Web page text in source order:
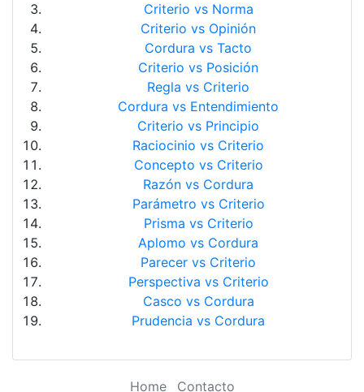
Criterio vs Norma
Criterio vs Opinión
Cordura vs Tacto
Criterio vs Posición
Regla vs Criterio
Cordura vs Entendimiento
Criterio vs Principio
Raciocinio vs Criterio
Concepto vs Criterio
Razón vs Cordura
Parámetro vs Criterio
Prisma vs Criterio
Aplomo vs Cordura
Parecer vs Criterio
Perspectiva vs Criterio
Casco vs Cordura
Prudencia vs Cordura
Home Contacto